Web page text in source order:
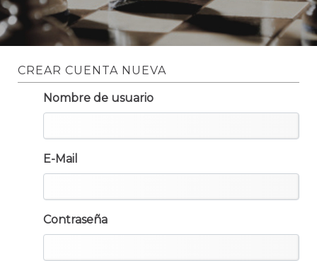
CREAR CUENTA NUEVA
Nombre de usuario
E-Mail
Contraseña